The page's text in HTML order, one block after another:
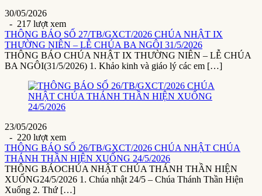
30/05/2026
- 217 lượt xem
THÔNG BÁO SỐ 27/TB/GXCT/2026 CHÚA NHẬT IX
THƯỜNG NIÊN – LỄ CHÚA BA NGÔI 31/5/2026
THÔNG BÁO CHÚA NHẬT IX THƯỜNG NIÊN – LỄ CHÚA
BA NGÔI(31/5/2026) 1. Khảo kinh và giáo lý các em […]
23/05/2026
- 220 lượt xem
THÔNG BÁO SỐ 26/TB/GXCT/2026 CHÚA NHẬT CHÚA
THÁNH THẦN HIỆN XUỐNG 24/5/2026
THÔNG BÁOCHÚA NHẬT CHÚA THÁNH THẦN HIỆN
XUỐNG24/5/2026 1. Chúa nhật 24/5 – Chúa Thánh Thần Hiện
Xuống 2. Thứ […]